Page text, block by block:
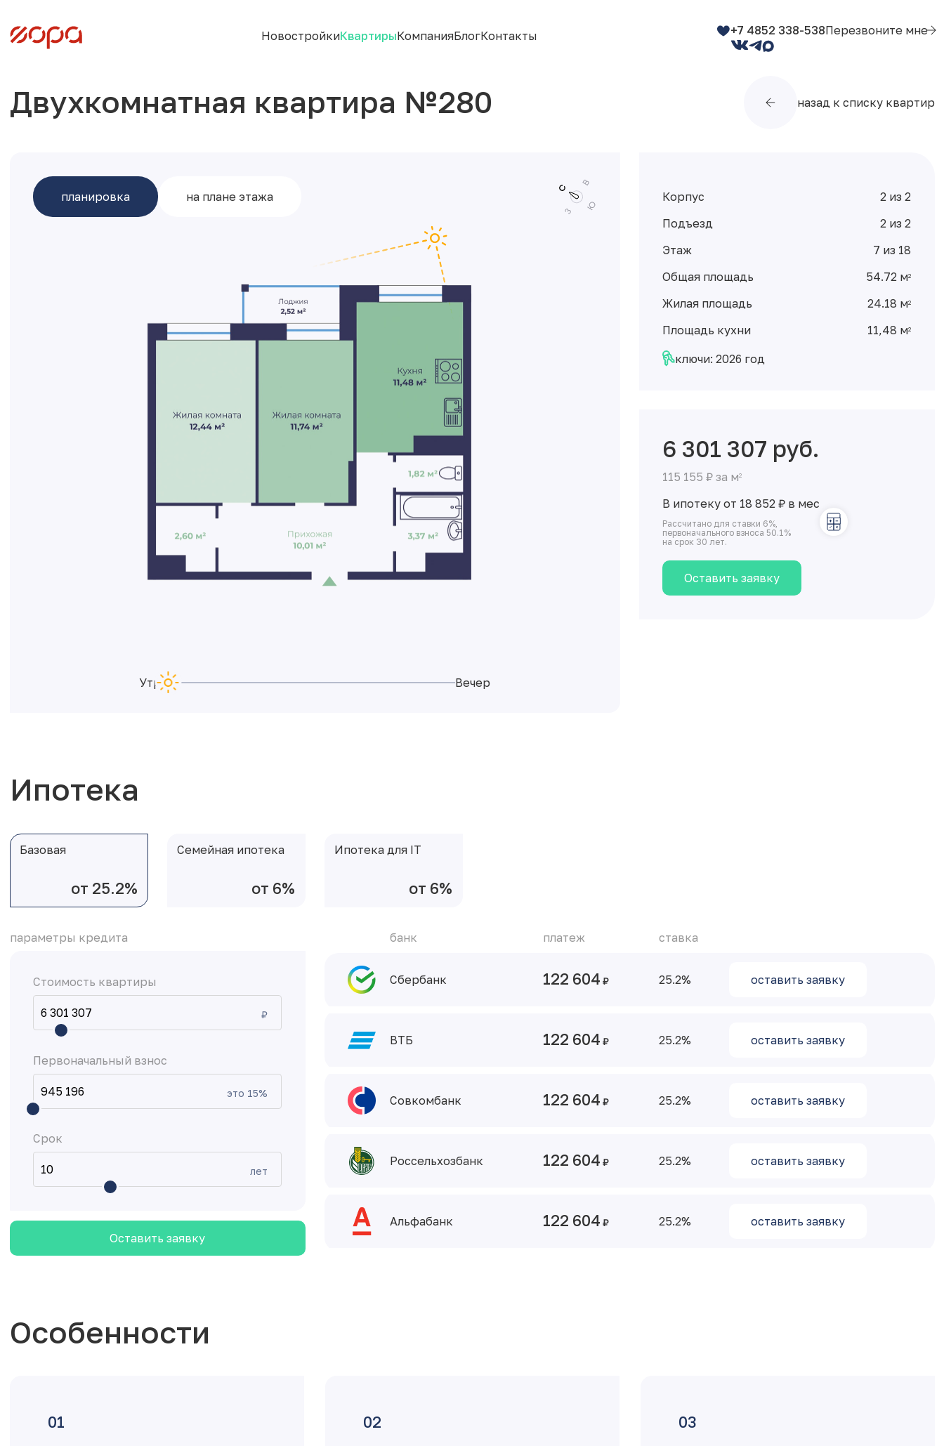
НовостройкиКвартирыКомпанияБлогКонтакты +7 4852 338-538Перезвоните мне
Двухкомнатная квартира №280 назад к списку квартир
планировка на плане этажа
Утро Вечер
Корпус
2 из 2
Подъезд
2 из 2
Этаж
7 из 18
Общая площадь
54.72 м2
Жилая площадь 24.18 м2
Площадь кухни 11,48 м2
ключи: 2026 год
6 301 307 руб.
115 155 ₽ за м2
В ипотеку от 18 852₽ в мес
Рассчитано для ставки 6%,
первоначального взноса 50.1%
на срок 30 лет.
Оставить заявку
Ипотека
Базовая
от 25.2%
Семейная ипотека
от 6%
Ипотека для IT
от 6%
параметры кредита
Стоимость квартиры
₽
Первоначальный взнос
это 15%
Срок
лет
Оставить заявку
банк платеж ставка
Сбербанк 122 604 25.2 оставить заявку
ВТБ 122 604 25.2 оставить заявку
Совкомбанк 122 604 25.2 оставить заявку
Россельхозбанк 122 604 25.2 оставить заявку
Альфабанк 122 604 25.2 оставить заявку
Особенности